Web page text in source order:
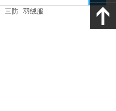
三防 羽绒服 款
裤子下